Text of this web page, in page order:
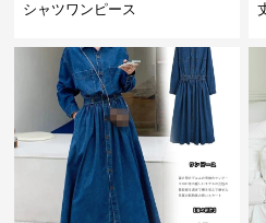
シャツワンピース